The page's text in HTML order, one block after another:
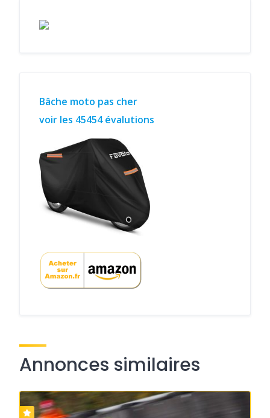
Bâche moto pas cher
voir les 45454 évalutions
Annonces similaires